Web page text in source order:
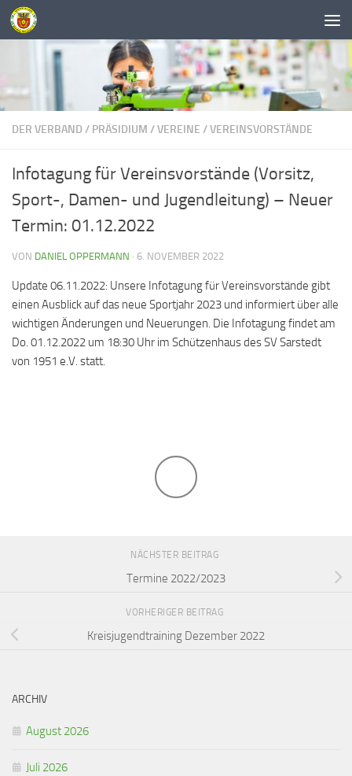
Unter dem Inhalt
DER VERBAND / PRÄSIDIUM /VEREINE /VEREINSVORSTÄNDE
Infotagung für Vereinsvorstände (Vorsitz,
Sport-, Damen- und Jugendleitung) – Neuer
Termin: 01.12.2022
VON DANIEL OPPERMANN · 6. NOVEMBER 2022
Update 06.11.2022: Unsere Infotagung für Vereinsvorstände gibt
einen Ausblick auf das neue Sportjahr 2023 und informiert über alle
wichtigen Änderungen und Neuerungen. Die Infotagung findet am
Do. 01.12.2022 um 18:30 Uhr im Schützenhaus des SV Sarstedt
von 1951 e.V. statt.
NÄCHSTER BEITRAG
Termine 2022/2023
VORHERIGER BEITRAG
Kreisjugendtraining Dezember 2022
ARCHIV
August 2026
Juli 2026